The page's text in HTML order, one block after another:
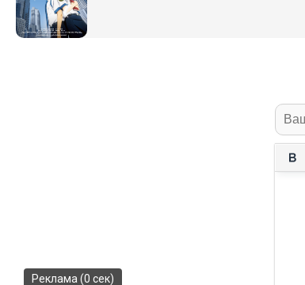
Реклама (0 сек)